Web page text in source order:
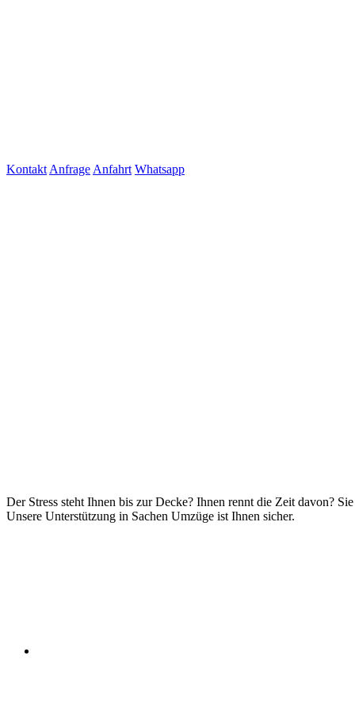
Kontakt Anfrage Anfahrt Whatsapp
Der Stress steht Ihnen bis zur Decke? Ihnen rennt die Zeit davon?
Unsere Unterstützung in Sachen Umzüge ist Ihnen sicher.